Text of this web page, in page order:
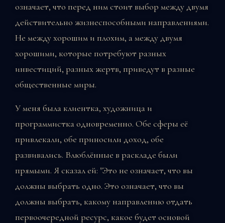
означает, что перед ним стоит выбор между двумя
действительно жизнеспособными направлениями.
Не между хорошим и плохим, а между двумя
хорошими, которые потребуют разных
инвестиций, разных жертв, приведут в разные
общественные миры.
У меня была клиентка, художница и
программистка одновременно. Обе сферы её
привлекали, обе приносили доход, обе
развивались. Влюблённые в раскладе были
прямыми. Я сказал ей: "Это не означает, что вы
должны выбрать одно. Это означает, что вы
должны выбрать, какому направлению отдать
первоочередной ресурс, какое будет основой